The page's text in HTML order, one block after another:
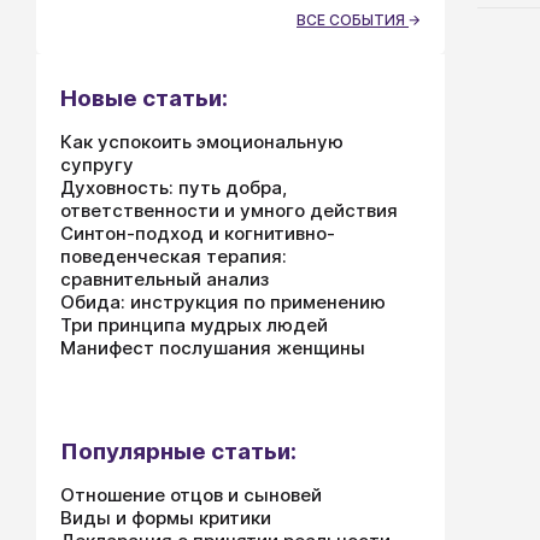
ВСЕ СОБЫТИЯ
Новые статьи:
Как успокоить эмоциональную
супругу
Духовность: путь добра,
ответственности и умного действия
Синтон-подход и когнитивно-
поведенческая терапия:
сравнительный анализ
Обида: инструкция по применению
Три принципа мудрых людей
Манифест послушания женщины
Популярные статьи:
Отношение отцов и сыновей
Виды и формы критики